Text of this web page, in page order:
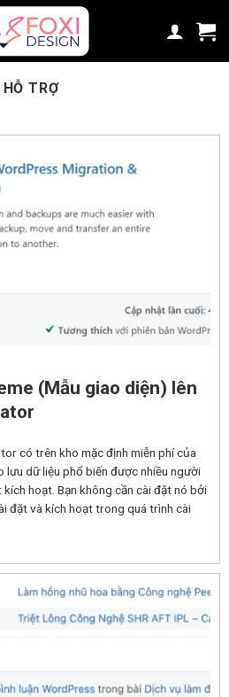
HỖ TRỢ
(Mẫu giao diện) lên
có trên kho mặc định miễn phí của
lưu dữ liệu phổ biến được nhiều người
hoạt. Bạn không cần cài đặt nó bởi
đặt và kích hoạt trong quá trình cài